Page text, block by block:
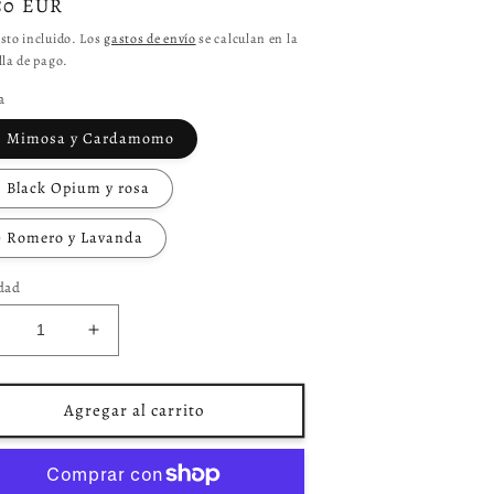
incluido. Losgastos de envíose calculan en la
de pago.
Mimosa y Cardamomo
Black Opium y rosa
Romero y Lavanda
Aumentar
cantidad
para
Inciensos
Palmistry
Agregar al carrito